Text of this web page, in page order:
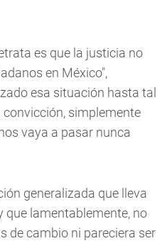
es que la justicia no
en México",
esa situación hasta tal
simplemente
vaya a pasar nunca
generalizada que lleva
que lamentablemente, no
de cambio ni pareciera ser